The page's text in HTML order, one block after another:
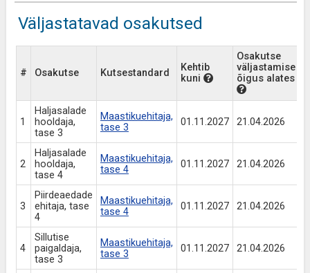
Väljastatavad osakutsed
# Osakutse Kutsestandard
Kehtib
kuni
Osakutse
väljastamise
õigus alates
1
Haljasalade
hooldaja,
tase 3
Maastikuehitaja,
tase 3
01.11.2027 21.04.2026
2
Haljasalade
hooldaja,
tase 4
Maastikuehitaja,
tase 4
01.11.2027 21.04.2026
3
Piirdeaedade
ehitaja, tase
4
Maastikuehitaja,
tase 4
01.11.2027 21.04.2026
4
Sillutise
paigaldaja,
tase 3
Maastikuehitaja,
tase 3
01.11.2027 21.04.2026